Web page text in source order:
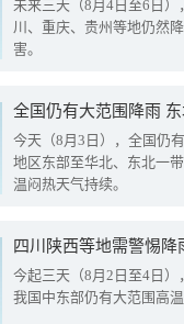
未来三天（8月4日至6日
川、重庆、贵州等地仍然
害。
全国仍有大范围降雨
今天（8月3日），全国仍
地区东部至华北、东北一
温闷热天气持续。
今起三天（8月2日至4日
我国中东部仍有大范围高